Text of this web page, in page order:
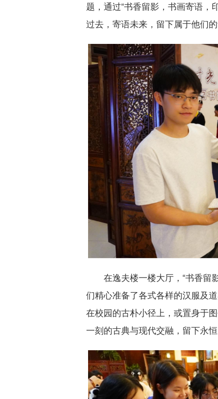
题，通过“书香留影，书画寄语，
过去，寄语未来，留下属于他们
在逸夫楼一楼大厅，“书香留
们精心准备了各式各样的汉服及
在校园的古朴小径上，或置身于
一刻的古典与现代交融，留下永